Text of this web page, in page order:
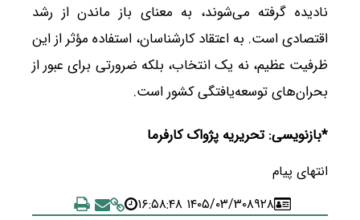
نادیده گرفته می‌شوند، به معنای باز ماندن از رشد
اقتصادی است. به اعتقاد کارشناسان، استفاده مؤثر از این
ظرفیت عظیم، نه یک انتخاب، بلکه ضرورتی برای عبور از
بحران‌های توسعه‌یافتگی کشور است.
*بازنویسی: تحریریه پژواک کارفرما
انتهای پیام
۸۹۲۸۱۴۰۵/۰۳/۳۰ ۱۶:۵۸:۴۸